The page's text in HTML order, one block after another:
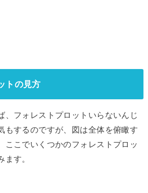
トの見方
、フォレストプロットいらないんじ
もするのですが、図は全体を俯瞰す
ここでいくつかのフォレストプロッ
ます。